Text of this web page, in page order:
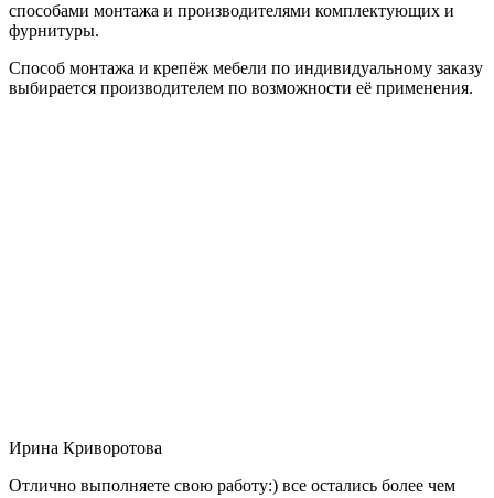
способами монтажа и производителями комплектующих и
фурнитуры.
Способ монтажа и крепёж мебели по индивидуальному заказу
выбирается производителем по возможности её применения.
Ирина Криворотова
Отлично выполняете свою работу:) все остались более чем